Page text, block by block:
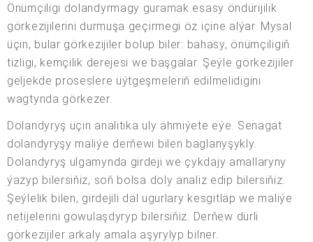
Önümçiligi dolandyrmagy guramak esasy öndürijilik
görkezijilerini durmuşa geçirmegi öz içine alýar. Mysal
üçin, bular görkezijiler bolup biler: bahasy, önümçiligiň
tizligi, kemçilik derejesi we başgalar. Şeýle görkezijiler
geljekde proseslere üýtgeşmeleriň edilmelidigini
wagtynda görkezer.
Dolandyryş üçin analitika uly ähmiýete eýe. Senagat
dolandyryşy maliýe derňewi bilen baglanyşykly.
Dolandyryş ulgamynda girdeji we çykdajy amallaryny
ýazyp bilersiňiz, soň bolsa doly analiz edip bilersiňiz.
Şeýlelik bilen, girdejili däl ugurlary kesgitläp we maliýe
netijelerini gowulaşdyryp bilersiňiz. Derňew dürli
görkezijiler arkaly amala aşyrylyp bilner.